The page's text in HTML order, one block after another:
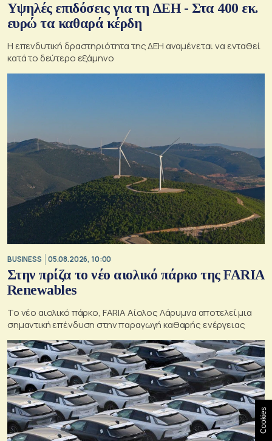
Υψηλές επιδόσεις για τη ΔΕΗ - Στα 400 εκ.
ευρώ τα καθαρά κέρδη
Η επενδυτική δραστηριότητα της ΔΕΗ αναμένεται να ενταθεί
κατά το δεύτερο εξάμηνο
BUSINESS 05.08.2026, 10:00
Στην πρίζα το νέο αιολικό πάρκο της FARIA
Renewables
Το νέο αιολικό πάρκο, FARIA Αίολος Λάρυμνα αποτελεί μια
σημαντική επένδυση στην παραγωγή καθαρής ενέργειας
Cookies